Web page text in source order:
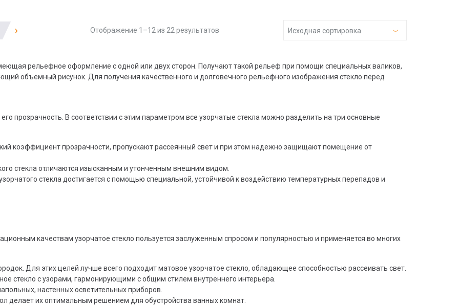
› Отображение 1–12 из 22 результатов Исходная сортировка
рельефное оформление с одной или двух сторон. Получают такой рельеф при помощи специальных валиков,
объемный рисунок. Для получения качественного и долговечного рельефного изображения стекло перед
прозрачность. В соответствии с этим параметром все узорчатые стекла можно разделить на три основные
коэффициент прозрачности, пропускают рассеянный свет и при этом надежно защищают помещение от
стекла отличаются изысканным и утонченным внешним видом.
стекла достигается с помощью специальной, устойчивой к воздействию температурных перепадов и
качествам узорчатое стекло пользуется заслуженным спросом и популярностью и применяется во многих
Для этих целей лучше всего подходит матовое узорчатое стекло, обладающее способностью рассеивать свет.
стекло с узорами, гармонирующими с общим стилем внутреннего интерьера.
настенных осветительных приборов.
делает их оптимальным решением для обустройства ванных комнат.